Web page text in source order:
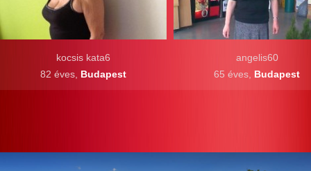
kocsis kata6
82 éves, Budapest
angelis60
65 éves, Budapest